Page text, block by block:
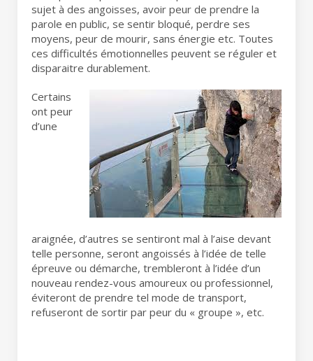
sujet à des angoisses, avoir peur de prendre la
parole en public, se sentir bloqué, perdre ses
moyens, peur de mourir, sans énergie etc. Toutes
ces difficultés émotionnelles peuvent se réguler et
disparaitre durablement.
Certains
ont peur
d’une
araignée, d’autres se sentiront mal à l’aise devant
telle personne, seront angoissés à l’idée de telle
épreuve ou démarche, trembleront à l’idée d’un
nouveau rendez-vous amoureux ou professionnel,
éviteront de prendre tel mode de transport,
refuseront de sortir par peur du « groupe », etc.